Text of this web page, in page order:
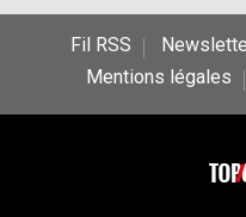
Fil RSS
Mentions légales